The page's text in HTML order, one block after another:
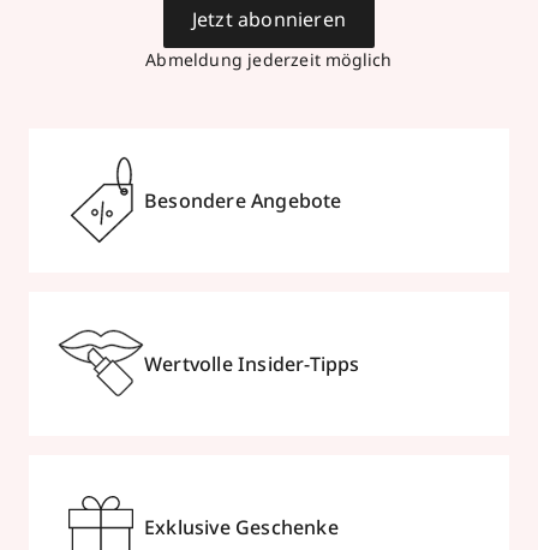
Abmeldung jederzeit möglich
Jetzt abonnieren
Besondere Angebote
Wertvolle Insider-Tipps
Exklusive Geschenke